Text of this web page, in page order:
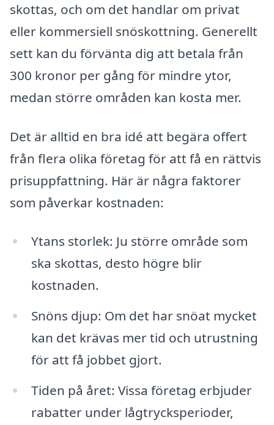
skottas, och om det handlar om privat
eller kommersiell snöskottning. Generellt
sett kan du förvänta dig att betala från
300 kronor per gång för mindre ytor,
medan större områden kan kosta mer.
Det är alltid en bra idé att begära offert
från flera olika företag för att få en rättvis
prisuppfattning. Här är några faktorer
som påverkar kostnaden:
Ytans storlek: Ju större område som
ska skottas, desto högre blir
kostnaden.
Snöns djup: Om det har snöat mycket
kan det krävas mer tid och utrustning
för att få jobbet gjort.
Tiden på året: Vissa företag erbjuder
rabatter under lågtrycksperioder,